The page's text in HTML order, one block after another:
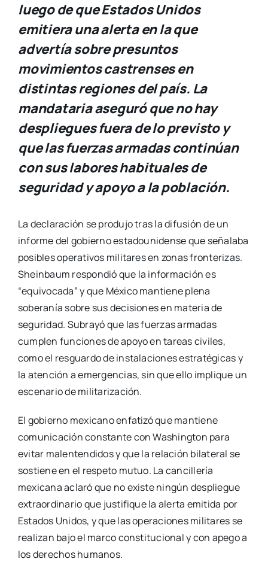
luego de que Estados Unidos
emitiera una alerta en la que
advertía sobre presuntos
movimientos castrenses en
distintas regiones del país. La
mandataria aseguró que no hay
despliegues fuera de lo previsto y
que las fuerzas armadas continúan
con sus labores habituales de
seguridad y apoyo a la población.
La declaración se produjo tras la difusión de un
informe del gobierno estadounidense que señalaba
posibles operativos militares en zonas fronterizas.
Sheinbaum respondió que la información es
“equivocada” y que México mantiene plena
soberanía sobre sus decisiones en materia de
seguridad. Subrayó que las fuerzas armadas
cumplen funciones de apoyo en tareas civiles,
como el resguardo de instalaciones estratégicas y
la atención a emergencias, sin que ello implique un
escenario de militarización.
El gobierno mexicano enfatizó que mantiene
comunicación constante con Washington para
evitar malentendidos y que la relación bilateral se
sostiene en el respeto mutuo. La cancillería
mexicana aclaró que no existe ningún despliegue
extraordinario que justifique la alerta emitida por
Estados Unidos, y que las operaciones militares se
realizan bajo el marco constitucional y con apego a
los derechos humanos.